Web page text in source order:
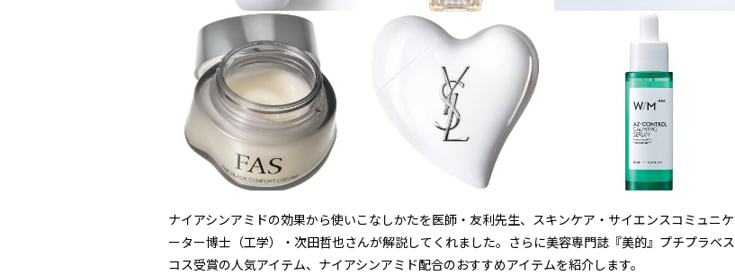
ナイアシンアミドの効果から使いこなしかたを医師・友利先生、スキンケア・サイエンスコミュニケ
ーター博士（工学）・次田哲也さんが解説してくれました。さらに美容専門誌『美的』プチプラベス
コス受賞の人気アイテム、ナイアシンアミド配合のおすすめアイテムを紹介します。